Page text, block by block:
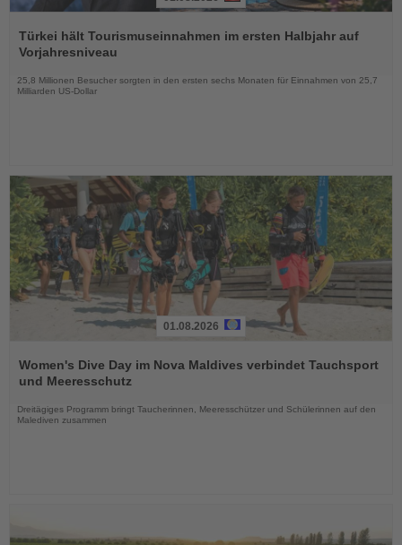
Sie
die
Nachrichten
Türkei hält Tourismuseinnahmen im ersten Halbjahr auf
Vorjahresniveau
25,8 Millionen Besucher sorgten in den ersten sechs Monaten für Einnahmen von 25,7
Milliarden US-Dollar
Sie
die
01.08.2026
Women's Dive Day im Nova Maldives verbindet Tauchsport
und Meeresschutz
Dreitägiges Programm bringt Taucherinnen, Meeresschützer und Schülerinnen auf den
Malediven zusammen